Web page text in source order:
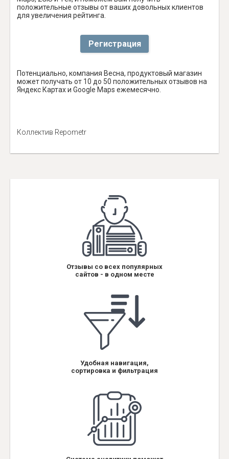
положительные отзывы от ваших довольных клиентов
для увеличения рейтинга.
Регистрация
Потенциально, компания Весна, продуктовый магазин
может получать от 10 до 50 положительных отзывов на
Яндекс Картах и Google Maps ежемесячно.
Коллектив Repometr
Отзывы со всех популярных
сайтов - в одном месте
Удобная навигация,
сортировка и фильтрация